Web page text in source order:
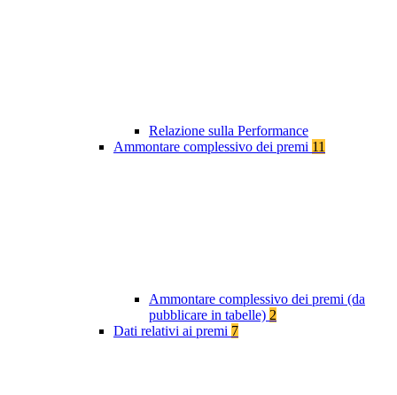
Relazione sulla Performance
Ammontare complessivo dei premi 11
Ammontare complessivo dei premi (da
pubblicare in tabelle) 2
Dati relativi ai premi 7